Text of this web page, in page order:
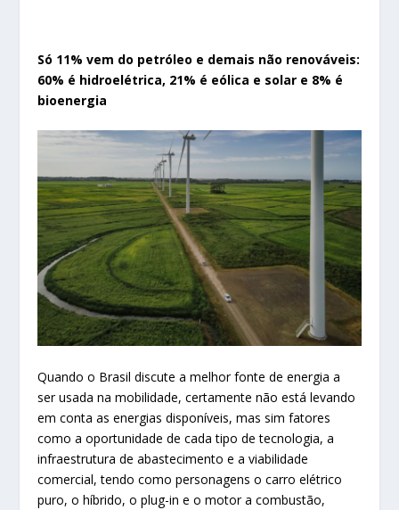
Só 11% vem do petróleo e demais não renováveis:
60% é hidroelétrica, 21% é eólica e solar e 8% é
bioenergia
Quando o Brasil discute a melhor fonte de energia a
ser usada na mobilidade, certamente não está levando
em conta as energias disponíveis, mas sim fatores
como a oportunidade de cada tipo de tecnologia, a
infraestrutura de abastecimento e a viabilidade
comercial, tendo como personagens o carro elétrico
puro, o híbrido, o plug-in e o motor a combustão,